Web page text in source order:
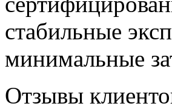
стабильные
минимальные
Отзывы